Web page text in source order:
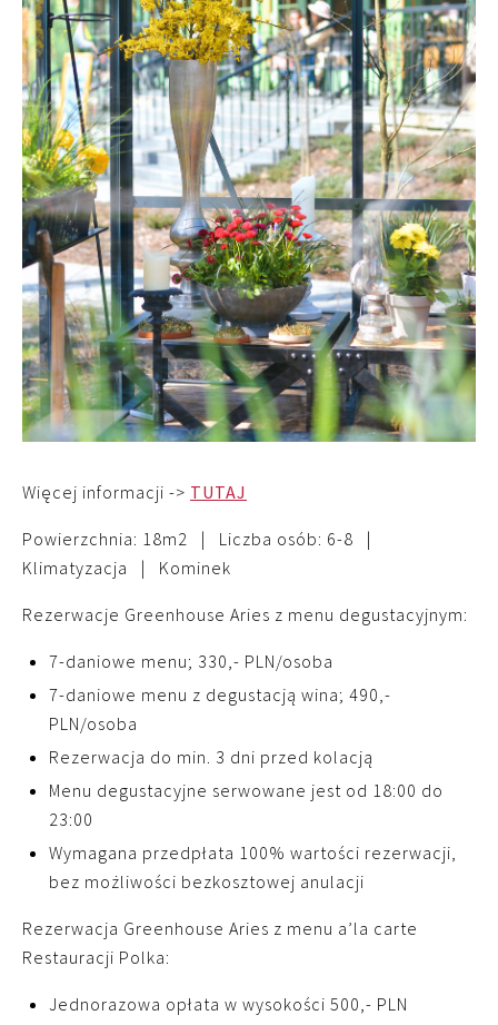
Więcej informacji -> TUTAJ
Powierzchnia: 18m2 | Liczba osób: 6-8 |
Klimatyzacja | Kominek
Rezerwacje Greenhouse Aries z menu degustacyjnym:
7-daniowe menu; 330,- PLN/osoba
7-daniowe menu z degustacją wina; 490,-
PLN/osoba
Rezerwacja do min. 3 dni przed kolacją
Menu degustacyjne serwowane jest od 18:00 do
23:00
Wymagana przedpłata 100% wartości rezerwacji,
bez możliwości bezkosztowej anulacji
Rezerwacja Greenhouse Aries z menu a’la carte
Restauracji Polka:
Jednorazowa opłata w wysokości 500,- PLN